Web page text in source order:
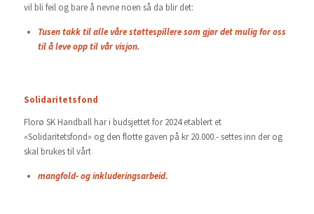
vil bli feil og bare å nevne noen så da blir det:
Tusen takk til alle våre støttespillere som gjør det mulig for oss
til å leve opp til vår visjon.
Solidaritetsfond
Florø SK Handball har i budsjettet for 2024 etablert et
«Solidaritetsfond» og den flotte gaven på kr 20.000.- settes inn der og
skal brukes til vårt
mangfold- og inkluderingsarbeid.